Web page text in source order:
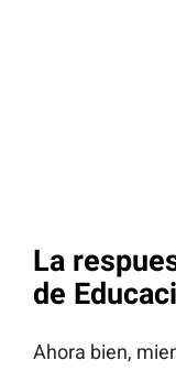
La
de
Ahora bien,